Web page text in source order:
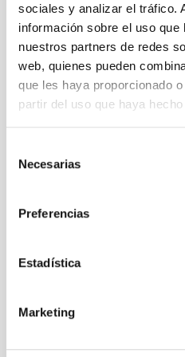
sociales y analizar el tráfico.
información sobre el uso que
nuestros partners de redes
web, quienes pueden
que les haya proporcionado
partir del uso que haya
Necesarias
Preferencias
Estadística
Marketing
Alba Cruz Torres
SERVICIOS
Ingeniero/a
alba.cruz@iac.es